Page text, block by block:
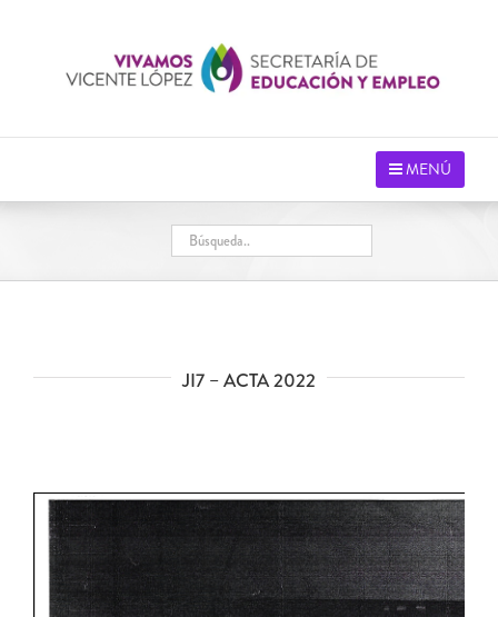
MENÚ
JI7 – ACTA 2022